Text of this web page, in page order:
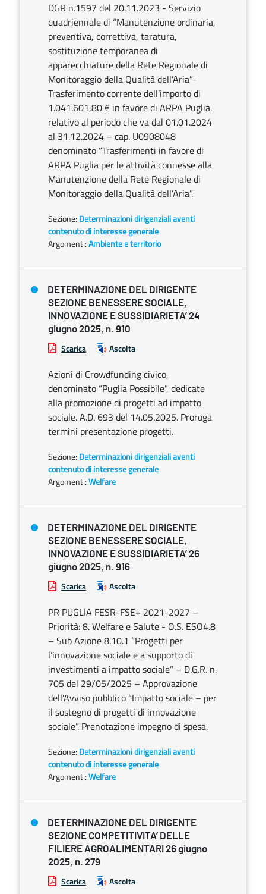
DGR n.1597 del 20.11.2023 - Servizio
quadriennale di “Manutenzione ordinaria,
preventiva, correttiva, taratura,
sostituzione temporanea di
apparecchiature della Rete Regionale di
Monitoraggio della Qualità dell’Aria”-
Trasferimento corrente dell’importo di
1.041.601,80 € in favore di ARPA Puglia,
relativo al periodo che va dal 01.01.2024
al 31.12.2024 – cap. U0908048
denominato “Trasferimenti in favore di
ARPA Puglia per le attività connesse alla
Manutenzione della Rete Regionale di
Monitoraggio della Qualità dell’Aria”.
Sezione: Determinazioni dirigenziali aventi
contenuto di interesse generale
Argomenti:Ambiente e territorio
DETERMINAZIONE DEL DIRIGENTE
SEZIONE BENESSERE SOCIALE,
INNOVAZIONE E SUSSIDIARIETA’ 24
giugno 2025, n. 910
Scarica Ascolta
Azioni di Crowdfunding civico,
denominato “Puglia Possibile”, dedicate
alla promozione di progetti ad impatto
sociale. A.D. 693 del 14.05.2025. Proroga
termini presentazione progetti.
Sezione: Determinazioni dirigenziali aventi
contenuto di interesse generale
Argomenti:Welfare
DETERMINAZIONE DEL DIRIGENTE
SEZIONE BENESSERE SOCIALE,
INNOVAZIONE E SUSSIDIARIETA’ 26
giugno 2025, n. 916
Scarica Ascolta
PR PUGLIA FESR-FSE+ 2021-2027 –
Priorità: 8. Welfare e Salute - O.S. ESO4.8
– Sub Azione 8.10.1 “Progetti per
l’innovazione sociale e a supporto di
investimenti a impatto sociale” – D.G.R. n.
705 del 29/05/2025 – Approvazione
dell’Avviso pubblico “Impatto sociale – per
il sostegno di progetti di innovazione
sociale”. Prenotazione impegno di spesa.
Sezione: Determinazioni dirigenziali aventi
contenuto di interesse generale
Argomenti:Welfare
DETERMINAZIONE DEL DIRIGENTE
SEZIONE COMPETITIVITA’ DELLE
FILIERE AGROALIMENTARI 26 giugno
2025, n. 279
Scarica Ascolta